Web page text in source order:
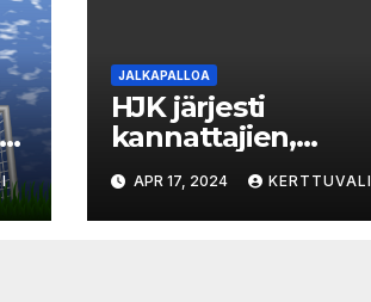
JALKAPALLOA
HJK järjesti
kannattajien,
poliisin ja
turvapalvelun
tapaamisen –
APR 17, 2024 KERTTUVALI